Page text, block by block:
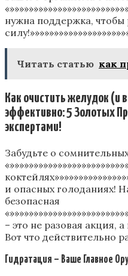
нужна поддержка, чтобы
Читать статью как
Как очистить желудок (и
эффективно: 5 Золотых
экспертами!
Забудьте о
и опасных голоданиях!
безопасная
– это не разовая акция,
Вот что действительно
Гидратация – Ваше Главное